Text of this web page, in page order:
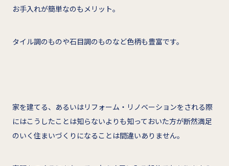
お手入れが簡単なのもメリット。
タイル調のものや石目調のものなど色柄も豊富です。
家を建てる、あるいはリフォーム・リノベーションをされる際
にはこうしたことは知らないよりも知っておいた方が断然満足
のいく住まいづくりになることは間違いありません。